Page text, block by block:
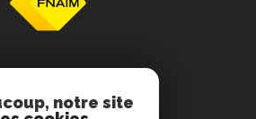
notre site